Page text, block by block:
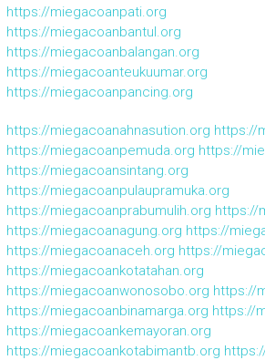
https://miegacoanpati.org
https://miegacoanbantul.org
https://miegacoanbalangan.org
https://miegacoanteukuumar.org
https://miegacoanpancing.org
https://miegacoanahnasution.org https://
https://miegacoanpemuda.org https://
https://miegacoansintang.org
https://miegacoanpulaupramuka.org
https://miegacoanprabumulih.org https://
https://miegacoanagung.org https://
https://miegacoanaceh.org https://
https://miegacoankotatahan.org
https://miegacoanwonosobo.org https://
https://miegacoanbinamarga.org https://
https://miegacoankemayoran.org
https://miegacoankotabimantb.org